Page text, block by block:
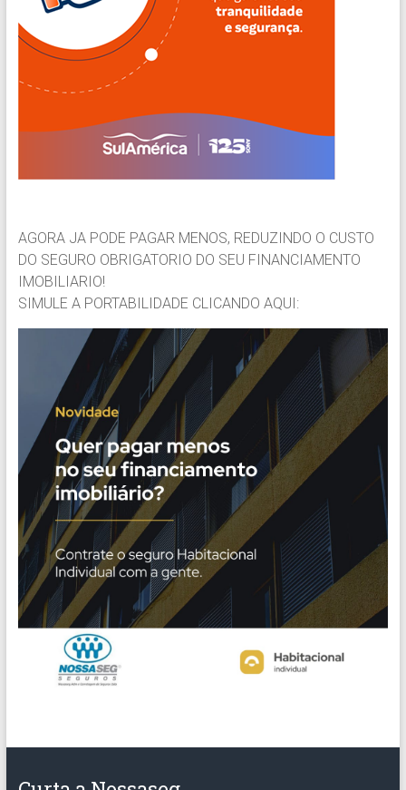
AGORA JA PODE PAGAR MENOS, REDUZINDO O CUSTO
DO SEGURO OBRIGATORIO DO SEU FINANCIAMENTO
IMOBILIARIO!
SIMULE A PORTABILIDADE CLICANDO AQUI: